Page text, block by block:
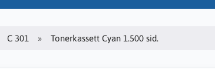
C 301 Tonerkassett Cyan 1.500 sid.